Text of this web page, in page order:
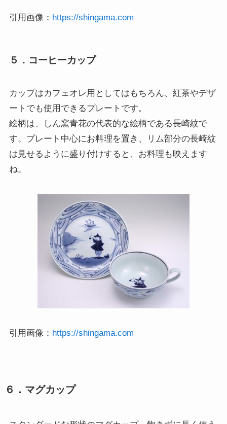
引用画像： https://shingama.com
５．コーヒーカップ
カップはカフェオレ用としてはもちろん、紅茶やデザ
ートでも使用できるプレートです。
絵柄は、しん窯青花の代表的な絵柄である長崎紋で
す。プレート中心にお料理を置き、リム部分の長崎紋
は見せるように盛り付けすると、お料理も映えます
ね。
引用画像： https://shingama.com
６．マグカップ